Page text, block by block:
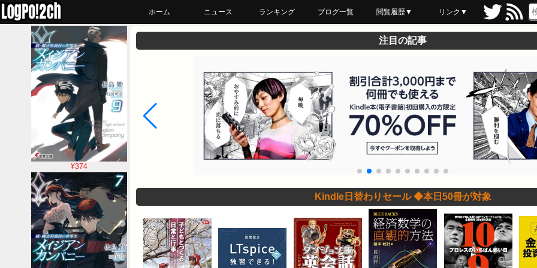
ホーム ニュース ランキング ブログ一覧 閲覧履歴▼
最近読んだ
あとで読む
ブックマーク
リンク▼
¥374
注目の記事
Kindle日替わりセール ◆本日50冊が対象